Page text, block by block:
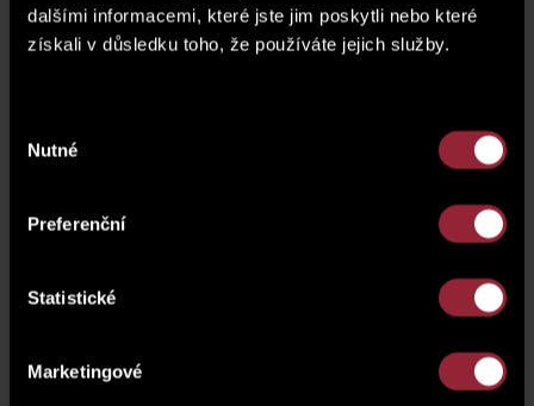
dalšími informacemi, které jste jim poskytli nebo které
získali v důsledku toho, že používáte jejich služby.
souhlasu
Nutné
Preferenční
Statistické
Marketingové